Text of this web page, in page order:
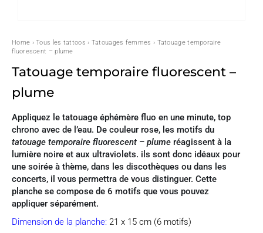
Home ›Tous les tattoos › Tatouages femmes › Tatouage temporaire
fluorescent – plume
Tatouage temporaire fluorescent –
plume
Appliquez le tatouage éphémère fluo en une minute, top
chrono avec de ’eau. De couleur rose, les motifs du
tatouage temporaire fluorescent – plume réagissent à la
lumière noire et aux ultraviolets. ils sont donc idéaux pour
une soirée à thème, dans les discothèques ou dans les
concerts, il vous permettra de vous distinguer. Cette
planche se compose de 6 motifs que vous pouvez
appliquer séparément.
Dimension de la planche: 21 x 15 cm (6 motifs)